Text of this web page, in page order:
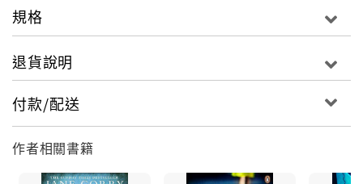
了出來，這兩男兩女，將會展開什麼樣的故事？結束謊
little white lie never hurt anyone...or did it?The
talking about!'My head's still spinning from all
the twists!' Mark EdwardsFIRST COMES LOVE.
THEN COMES MARRIAGE. THEN COMES
MURDER.When lawyer Lily marries Ed, she's
規格
退貨說明
付款/配送
作者相關書籍